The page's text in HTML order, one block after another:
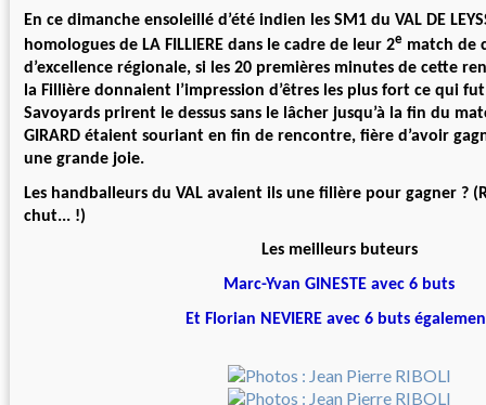
En ce dimanche ensoleillé d’été indien les SM1 du VAL DE
homologues de LA FILLIERE dans le cadre de leur 2e match de
d’excellence régionale, si les 20 premières minutes de cette
la Fillière donnaient l’impression d’êtres les plus fort ce qui
Savoyards prirent le dessus sans le lâcher jusqu’à la fin du
GIRARD étaient souriant en fin de rencontre, fière d’avoir
une grande joie.
Les handballeurs du VAL avaient ils une filière pour gagner ?
chut... !)
Les meilleurs buteurs
Marc-Yvan GINESTE avec 6 buts
Et Florian NEVIERE avec 6 buts